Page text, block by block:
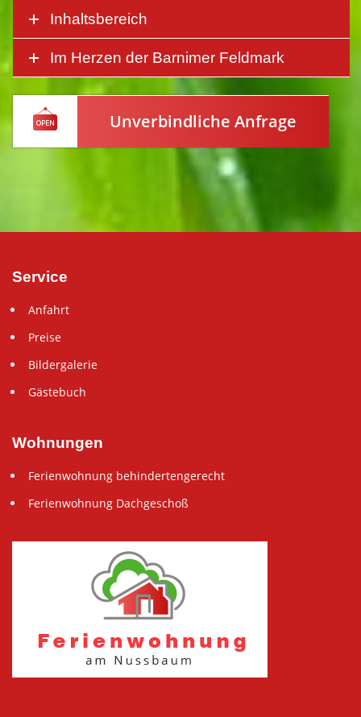
Inhaltsbereich
Im Herzen der Barnimer Feldmark
Unverbindliche Anfrage
Service
Anfahrt
Preise
Bildergalerie
Gästebuch
Wohnungen
Ferienwohnung behindertengerecht
Ferienwohnung Dachgeschoß